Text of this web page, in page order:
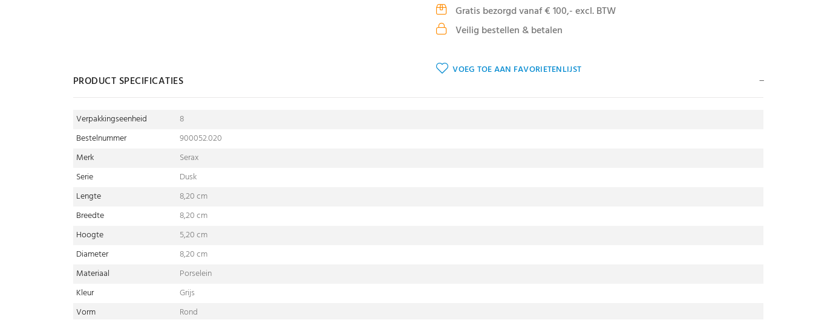
Gratis bezorgd vanaf € 100,- excl. BTW
Veilig bestellen & betalen
VOEG TOE AAN FAVORIETENLIJST
PRODUCT SPECIFICATIES
Verpakkingseenheid
8
Bestelnummer
900052.020
Merk
Serax
Serie
Dusk
Lengte
8,20 cm
Breedte
8,20 cm
Hoogte
5,20 cm
Diameter
8,20 cm
Materiaal
Porselein
Kleur
Grijs
Vorm
Rond